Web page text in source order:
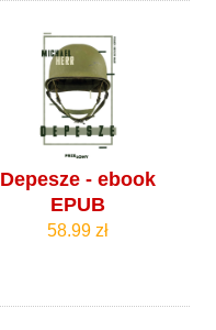
Depesze - ebook
EPUB
58.99 zł